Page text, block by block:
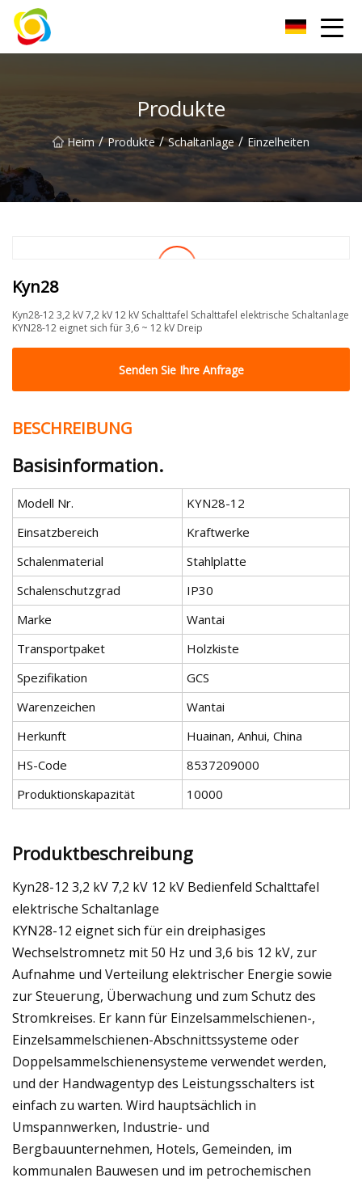
Produkte
Heim / Produkte / Schaltanlage / Einzelheiten
Kyn28
Kyn28-12 3,2 kV 7,2 kV 12 kV Schalttafel Schalttafel elektrische Schaltanlage
KYN28-12 eignet sich für 3,6 ~ 12 kV Dreip
Senden Sie Ihre Anfrage
BESCHREIBUNG
Basisinformation.
Modell Nr.
KYN28-12
Einsatzbereich
Kraftwerke
Schalenmaterial
Stahlplatte
Schalenschutzgrad
IP30
Marke
Wantai
Transportpaket
Holzkiste
Spezifikation
GCS
Warenzeichen
Wantai
Herkunft
Huainan, Anhui, China
HS-Code
8537209000
Produktionskapazität
10000
Produktbeschreibung
Kyn28-12 3,2 kV 7,2 kV 12 kV Bedienfeld Schalttafel
elektrische Schaltanlage
KYN28-12 eignet sich für ein dreiphasiges
Wechselstromnetz mit 50 Hz und 3,6 bis 12 kV, zur
Aufnahme und Verteilung elektrischer Energie sowie
zur Steuerung, Überwachung und zum Schutz des
Stromkreises. Er kann für Einzelsammelschienen-,
Einzelsammelschienen-Abschnittssysteme oder
Doppelsammelschienensysteme verwendet werden,
und der Handwagentyp des Leistungsschalters ist
einfach zu warten. Wird hauptsächlich in
Umspannwerken, Industrie- und
Bergbauunternehmen, Hotels, Gemeinden, im
kommunalen Bauwesen und im petrochemischen